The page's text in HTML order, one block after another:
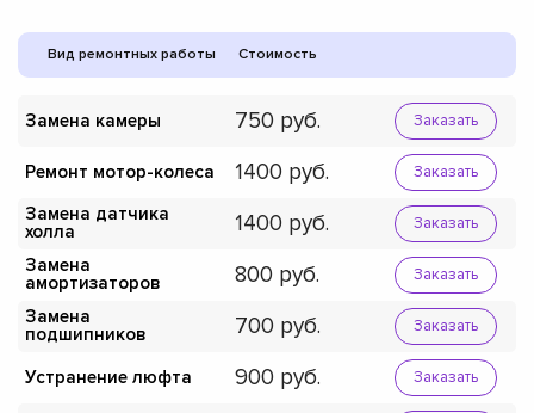
Вид ремонтных работы Стоимость
Замена камеры 750 Заказать
Ремонт мотор-колеса 1400 Заказать
Замена датчика
холла
1400 Заказать
Замена
амортизаторов
800 Заказать
Замена
подшипников
700 Заказать
Устранение люфта 900 Заказать